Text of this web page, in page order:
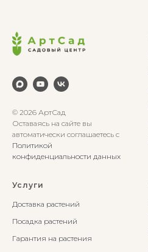
© 2026 АртСад
Оставаясь на сайте вы
автоматически соглашаетесь с
Политикой
конфиденциальности данных
Услуги
Доставка растений
Посадка растений
Гарантия на растения